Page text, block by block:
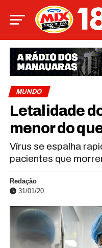
MUNDO
Letalidade
menor do
Vírus se espalha
pacientes que
Redação
31/01/20